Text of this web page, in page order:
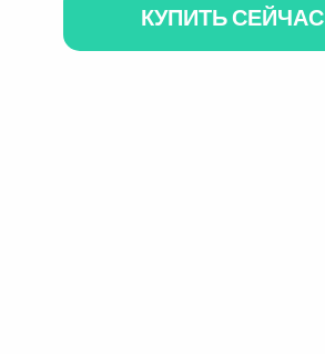
КУПИТЬ СЕЙЧАС